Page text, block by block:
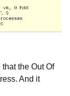
the Out Of
And it